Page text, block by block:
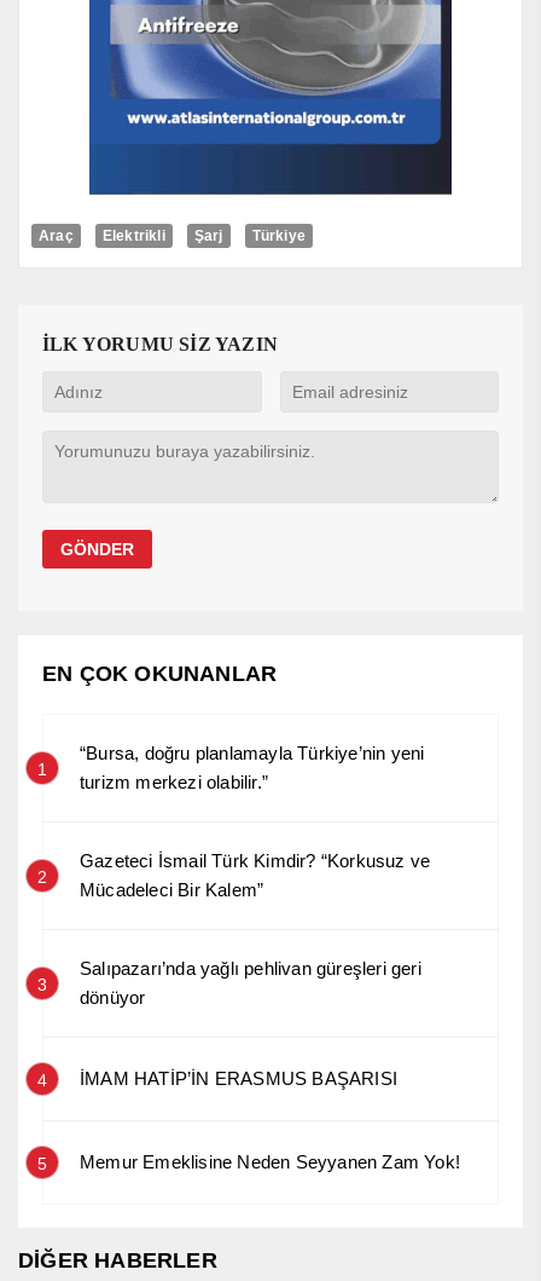
Araç Elektrikli Şarj Türkiye
İLK YORUMU SİZ YAZIN
EN ÇOK OKUNANLAR
1
“Bursa, doğru planlamayla Türkiye’nin yeni
turizm merkezi olabilir.”
2
Gazeteci İsmail Türk Kimdir? “Korkusuz ve
Mücadeleci Bir Kalem”
3
Salıpazarı’nda yağlı pehlivan güreşleri geri
dönüyor
4 İMAM HATİP’İN ERASMUS BAŞARISI
5 Memur Emeklisine Neden Seyyanen Zam Yok!
DİĞER HABERLER